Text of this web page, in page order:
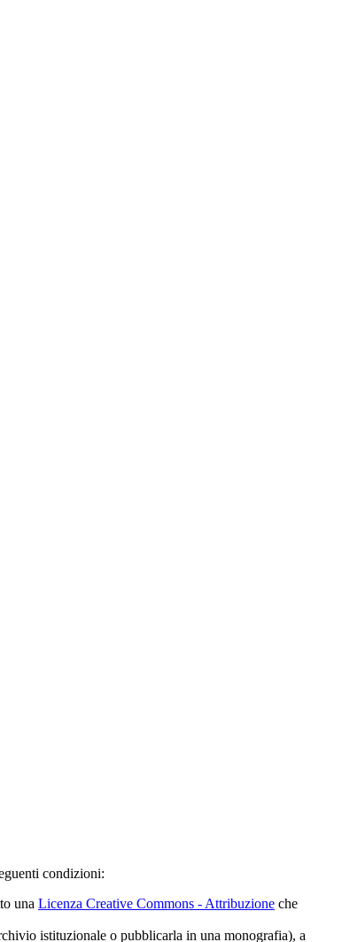
condizioni:
una Licenza Creative Commons - Attribuzione che
istituzionale o pubblicarla in una monografia), a